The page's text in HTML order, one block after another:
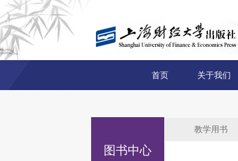
首页 关于我们
图书中心
教学用书